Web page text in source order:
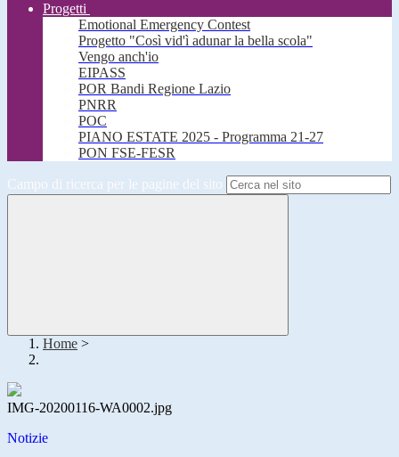
Progetti
Emotional Emergency Contest
Progetto "Così vid'ì adunar la bella scola"
Vengo anch'io
EIPASS
POR Bandi Regione Lazio
PNRR
POC
PIANO ESTATE 2025 - Programma 21-27
PON FSE-FESR
Campo di ricerca per le pagine del sito
Home >
IMG-20200116-WA0002.jpg
Notizie